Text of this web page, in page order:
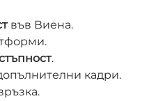
във Виена.
.
кадри.